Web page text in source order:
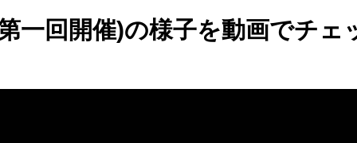
一回開催)の様子を動画でチェ